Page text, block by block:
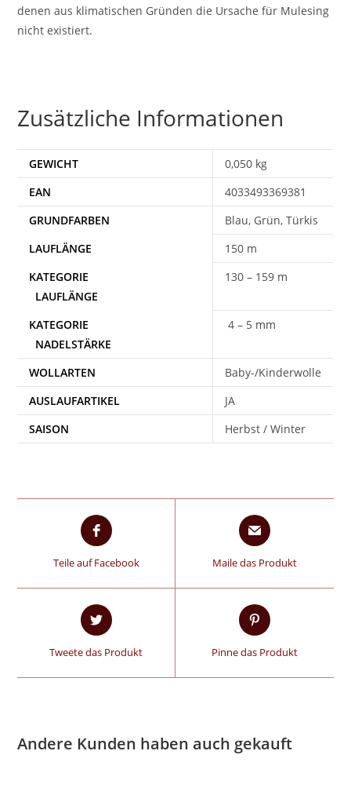
denen aus klimatischen Gründen die Ursache für Mulesing
nicht existiert.
Zusätzliche Informationen
GEWICHT
0,050 kg
EAN
4033493369381
Blau, Grün, Türkis
150 m
130 – 159 m
4 – 5 mm
WOLLARTEN
Baby-/Kinderwolle
AUSLAUFARTIKEL
JA
SAISON
Herbst / Winter
Teile auf Facebook Maile das Produkt
Tweete das Produkt Pinne das Produkt
Andere Kunden haben auch gekauft